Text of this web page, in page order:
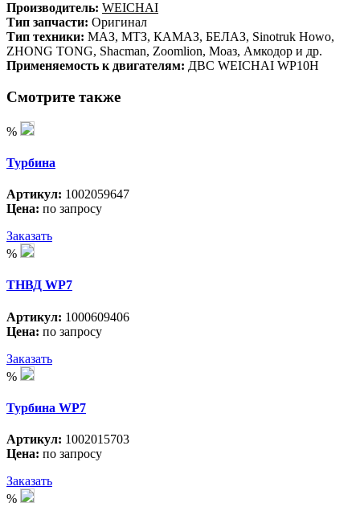
Производитель: WEICHAI
Тип запчасти: Оригинал
Тип техники: МАЗ, МТЗ, КАМАЗ, БЕЛАЗ, Sinotruk Howo,
ZHONG TONG, Shacman, Zoomlion, Моаз, Амкодор и др.
Применяемость к двигателям: ДВС WEICHAI WP10H
Смотрите также
%
Турбина
Артикул: 1002059647
Цена: по запросу
Заказать
%
ТНВД WP7
Артикул: 1000609406
Цена: по запросу
Заказать
%
Турбина WP7
Артикул: 1002015703
Цена: по запросу
Заказать
%